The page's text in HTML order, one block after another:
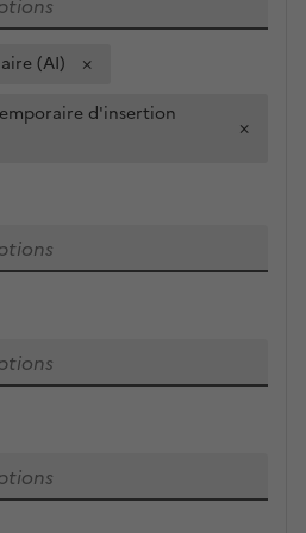
(AI)
×
d'insertion
×